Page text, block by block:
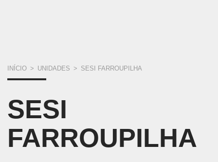
VOCÊ
AQUI
INÍCIO > UNIDADES > SESI FARROUPILHA
SESI
FARROUPILHA